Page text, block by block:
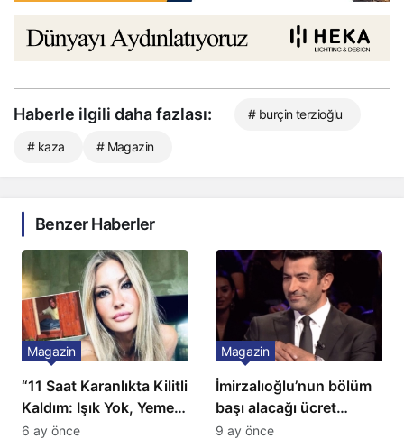
Haberle ilgili daha fazlası: # burçin terzioğlu
# kaza # Magazin
Benzer Haberler
“11 Saat Karanlıkta Kilitli
Kaldım: Işık Yok, Yemek
Yok, Tuvalet Yok!”
Magazin
6 ay önce
İmirzalıoğlu’nun bölüm
başı alacağı ücret
Türkiye’de bir ilk:
Magazin
9 ay önce